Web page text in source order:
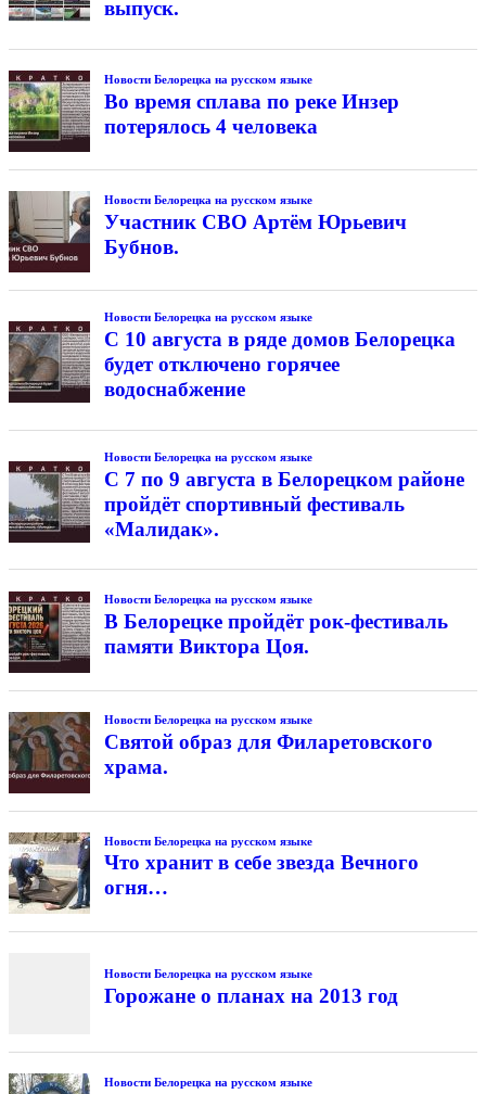
выпуск.
Новости Белорецка на русском языке
Во время сплава по реке Инзер
потерялось 4 человека
Новости Белорецка на русском языке
Участник СВО Артём Юрьевич
Бубнов.
Новости Белорецка на русском языке
С 10 августа в ряде домов Белорецка
будет отключено горячее
водоснабжение
Новости Белорецка на русском языке
С 7 по 9 августа в Белорецком районе
пройдёт спортивный фестиваль
«Малидак».
Новости Белорецка на русском языке
В Белорецке пройдёт рок-фестиваль
памяти Виктора Цоя.
Новости Белорецка на русском языке
Святой образ для Филаретовского
храма.
Новости Белорецка на русском языке
Что хранит в себе звезда Вечного
огня…
Новости Белорецка на русском языке
Горожане о планах на 2013 год
Новости Белорецка на русском языке